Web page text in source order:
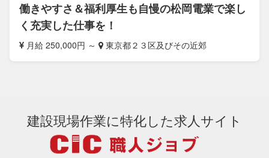
働きやすさ＆福利厚生も自慢の松岡電業で楽し
く充実した仕事を！
月給 250,000円 ～ 東京都２３区及びその近郊
建設現場作業に特化した求人サイト